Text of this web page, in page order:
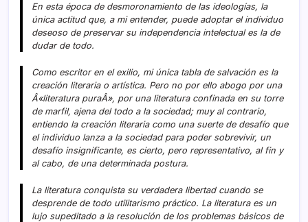
En esta época de desmoronamiento de las ideologí­as, la
única actitud que, a mi entender, puede adoptar el individuo
deseoso de preservar su independencia intelectual es la de
dudar de todo.
Como escritor en el exilio, mi única tabla de salvación es la
creación literaria o artí­stica. Pero no por ello abogo por una
Â«literatura puraÂ», por una literatura confinada en su torre
de marfil, ajena del todo a la sociedad; muy al contrario,
entiendo la creación literaria como una suerte de desafí­o que
el individuo lanza a la sociedad para poder sobrevivir, un
desafí­o insignificante, es cierto, pero representativo, al fin y
al cabo, de una determinada postura.
La literatura conquista su verdadera libertad cuando se
desprende de todo utilitarismo práctico. La literatura es un
lujo supeditado a la resolución de los problemas básicos de